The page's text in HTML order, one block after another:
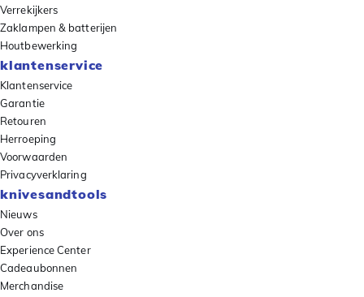
Verrekijkers
Zaklampen & batterijen
Houtbewerking
klantenservice
Klantenservice
Garantie
Retouren
Herroeping
Voorwaarden
Privacyverklaring
knivesandtools
Nieuws
Over ons
Experience Center
Cadeaubonnen
Merchandise